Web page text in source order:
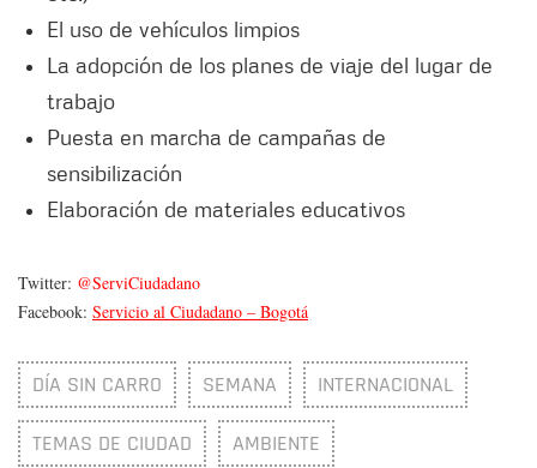
El uso de vehículos limpios
La adopción de los planes de viaje del lugar de
trabajo
Puesta en marcha de campañas de
sensibilización
Elaboración de materiales educativos
Twitter: @ServiCiudadano
Facebook: Servicio al Ciudadano – Bogotá
DÍA SIN CARRO SEMANA INTERNACIONAL
TEMAS DE CIUDAD AMBIENTE